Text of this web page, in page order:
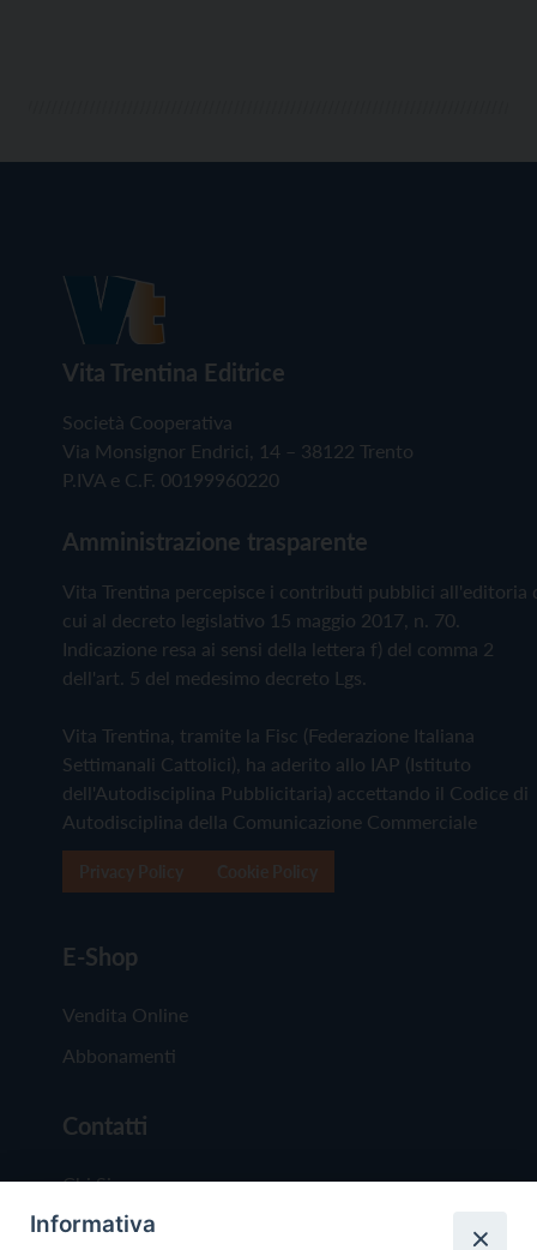
Vita Trentina Editrice
Società Cooperativa
Via Monsignor Endrici, 14 – 38122 Trento
P.IVA e C.F. 00199960220
Amministrazione trasparente
Vita Trentina percepisce i contributi pubblici all'editoria
cui al decreto legislativo 15 maggio 2017, n. 70.
Indicazione resa ai sensi della lettera f) del comma 2
dell'art. 5 del medesimo decreto Lgs.
Vita Trentina, tramite la Fisc (Federazione Italiana
Settimanali Cattolici), ha aderito allo IAP (Istituto
dell'Autodisciplina Pubblicitaria) accettando il Codice di
Autodisciplina della Comunicazione Commerciale
E-Shop
Vendita Online
Abbonamenti
Contatti
Chi Siamo
Redazione
Informativa